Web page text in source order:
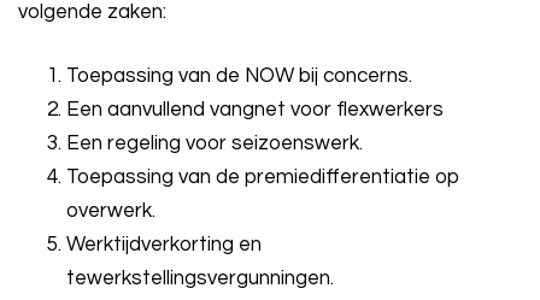
volgende zaken:
Toepassing van de NOW bij concerns.
Een aanvullend vangnet voor flexwerkers
Een regeling voor seizoenswerk.
Toepassing van de premiedifferentiatie op
overwerk.
Werktijdverkorting en
tewerkstellingsvergunningen.